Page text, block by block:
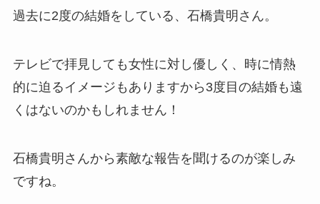
過去に2度の結婚をしている、石橋貴明さん。
テレビで拝見しても女性に対し優しく、時に情熱
的に迫るイメージもありますから3度目の結婚も遠
くはないのかもしれません！
石橋貴明さんから素敵な報告を聞けるのが楽しみ
ですね。